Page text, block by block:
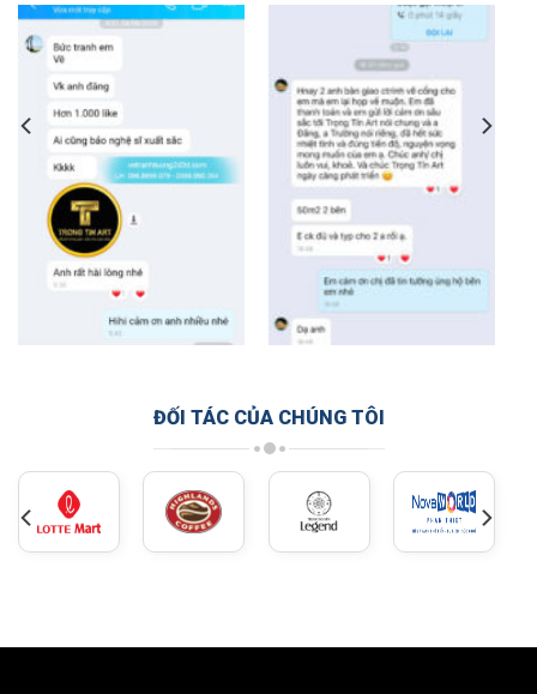
ĐỐI TÁC CỦA CHÚNG TÔI